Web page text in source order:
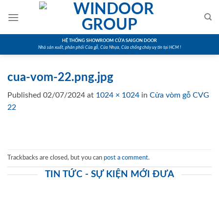
HỆ THỐNG SHOWROOM CỬA SAIGON DOOR
Nhà sản xuất, phân phối Cửa gỗ, Cửa Nhựa, Cửa chống cháy uy tín tại HCM !
cua-vom-22.png.jpg
Published 02/07/2024 at 1024 × 1024 in Cửa vòm gỗ CVG
22
Trackbacks are closed, but you can post a comment.
TIN TỨC - SỰ KIỆN MỚI ĐƯA